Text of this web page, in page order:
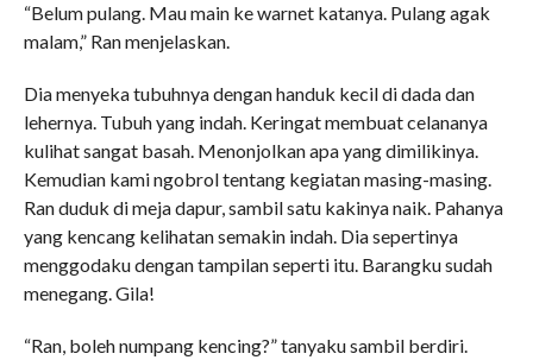
“Belum pulang. Mau main ke warnet katanya. Pulang agak
malam,” Ran menjelaskan.
Dia menyeka tubuhnya dengan handuk kecil di dada dan
lehernya. Tubuh yang indah. Keringat membuat celananya
kulihat sangat basah. Menonjolkan apa yang dimilikinya.
Kemudian kami ngobrol tentang kegiatan masing-masing.
Ran duduk di meja dapur, sambil satu kakinya naik. Pahanya
yang kencang kelihatan semakin indah. Dia sepertinya
menggodaku dengan tampilan seperti itu. Barangku sudah
menegang. Gila!
“Ran, boleh numpang kencing?” tanyaku sambil berdiri.